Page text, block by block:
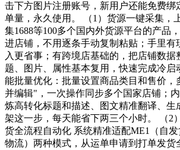
击下方图片注册账号，新用户还能免费绑
单量，永久使用。 （1）货源一键采集，
集1688等100多个国内外货源平台的产品
进店铺，不用逐条手动复制粘贴；手里有
入更省事；有跨境店基础的，把店铺数据
题、图片、属性基本复用，快速完成冷启
能批量优化：批量设置商品类目和售价，
并编辑"，一次操作同步多个国家店铺；
炼高转化标题和描述、图文精准翻译、生
架这一步，每天能省下两三个小时。 （2
货全流程自动化 系统精准适配ME1（自
物流）两种模式，从运单申请到打单发货